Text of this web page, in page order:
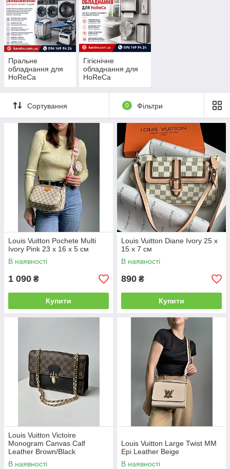
Пральне
обладнання для
HoReCa
Гігієнічне
обладнання для
HoReCa
Сортування 0 Фільтри
Louis Vuitton Pochete Multi
Ivory Pink 23 х 16 х 5 см
В наявності
1 090 ₴
Купити
Louis Vuitton Diane Ivory 25 x
15 x 7 см
В наявності
890 ₴
Купити
Louis Vuitton Victoire
Monogram Canvas Calf
Leather Brown/Black
В наявності
Louis Vuitton Large Twist MM
Epi Leather Beige
В наявності